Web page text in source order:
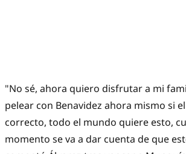
"No sé, ahora quiero disfrutar a mi
pelear con Benavidez ahora mismo si
correcto, todo el mundo quiere esto,
momento se va a dar cuenta de que